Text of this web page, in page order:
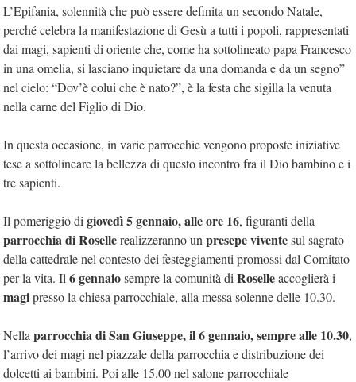
L’Epifania, solennità che può essere definita un secondo Natale,
perché celebra la manifestazione di Gesù a tutti i popoli, rappresentati
dai magi, sapienti di oriente che, come ha sottolineato papa Francesco
in una omelia, si lasciano inquietare da una domanda e da un segno”
nel cielo: “Dov’è colui che è nato?”, è la festa che sigilla la venuta
nella carne del Figlio di Dio.
In questa occasione, in varie parrocchie vengono proposte iniziative
tese a sottolineare la bellezza di questo incontro fra il Dio bambino e i
tre sapienti.
Il pomeriggio di giovedì 5 gennaio, alle ore 16, figuranti della
parrocchia di Rosellerealizzeranno un presepe viventesul sagrato
della cattedrale nel contesto dei festeggiamenti promossi dal Comitato
per la vita. Il 6 gennaiosempre la comunità di Roselleaccoglierà i
magipresso la chiesa parrocchiale, alla messa solenne delle 10.30.
Nella parrocchia di San Giuseppe, il 6 gennaio, sempre alle 10.30,
l’arrivo dei magi nel piazzale della parrocchia e distribuzione dei
dolcetti ai bambini. Poi alle 15.00 nel salone parrocchiale